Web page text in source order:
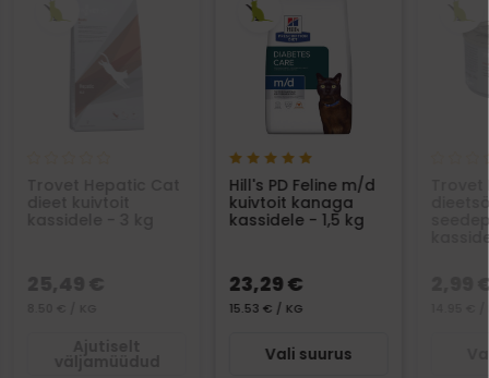
Hill's PD Feline m/d
kuivtoit kanaga
kassidele - 1,5 kg
23,29 €
15.53 € / KG
Vali suurus
2,99